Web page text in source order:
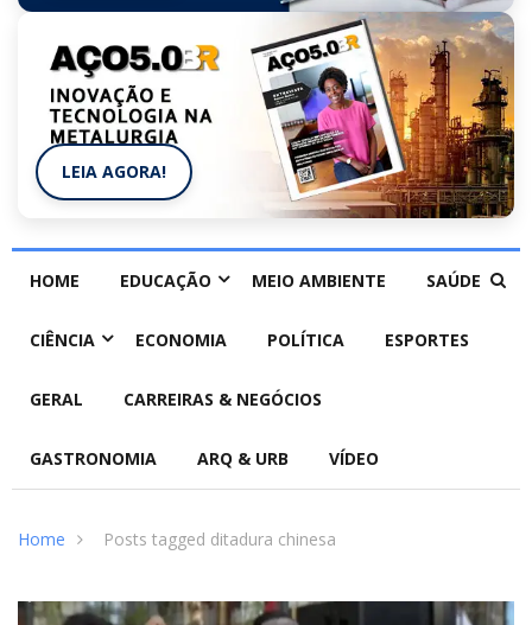
LEIA AGORA!
HOME EDUCAÇÃO MEIO AMBIENTE SAÚDE
CIÊNCIA ECONOMIA POLÍTICA ESPORTES
GERAL CARREIRAS & NEGÓCIOS
GASTRONOMIA ARQ & URB VÍDEO
Home Posts tagged ditadura chinesa